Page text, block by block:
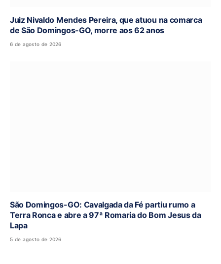
Juiz Nivaldo Mendes Pereira, que atuou na comarca
de São Domingos-GO, morre aos 62 anos
6 de agosto de 2026
São Domingos-GO: Cavalgada da Fé partiu rumo a
Terra Ronca e abre a 97ª Romaria do Bom Jesus da
Lapa
5 de agosto de 2026